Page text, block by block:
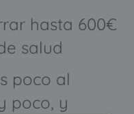
hasta 600€
salud
poco al
poco, y